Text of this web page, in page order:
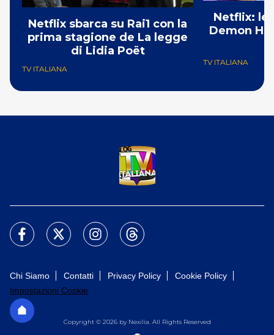
Netflix sbarca su Rai1 con la
prima stagione de La legge
di Lidia Poët
TV ITALIANA
Netflix: le
Demon
TV ITALIANA
Chi Siamo Contatti Privacy Policy
Cookie Policy
Impostazioni Cookie
Copyright © 2026 by Nexilia. All Rights Reserved